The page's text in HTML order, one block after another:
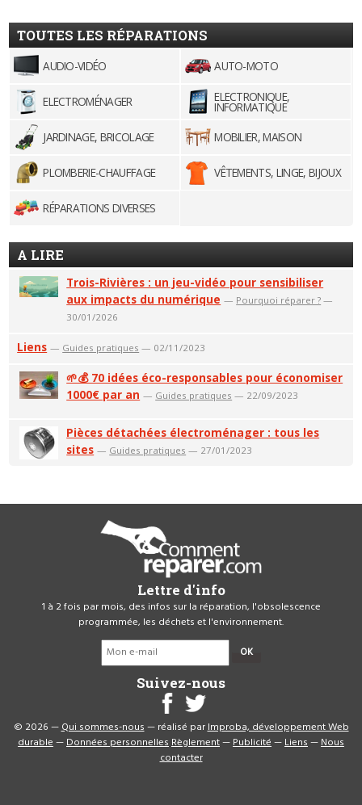
TOUTES LES RÉPARATIONS
AUDIO-VIDÉO AUTO-MOTO
ELECTROMÉNAGER ELECTRONIQUE,
INFORMATIQUE
JARDINAGE, BRICOLAGE
MOBILIER, MAISON
PLOMBERIE-CHAUFFAGE VÊTEMENTS, LINGE, BIJOUX
RÉPARATIONS DIVERSES
A LIRE
Trois-Rivières : un jeu-vidéo pour sensibiliser
aux impacts du numérique — Pourquoi réparer ? —
30/01/2026
Liens — Guides pratiques — 02/11/2023
🌱💰 70 idées éco-responsables pour économiser
1000€ par an — Guides pratiques — 22/09/2023
Pièces détachées électroménager : tous les
sites — Guides pratiques — 27/01/2023
Lettre d'info
1 à 2 fois par mois, des infos sur la réparation, l'obsolescence
programmée, les déchets et l'environnement.
OK
Suivez-nous
© 2026 —Qui sommes-nous— réalisé parImproba, développement Web
durable—Données personnellesRèglement—Publicité—Liens—Nous
contacter